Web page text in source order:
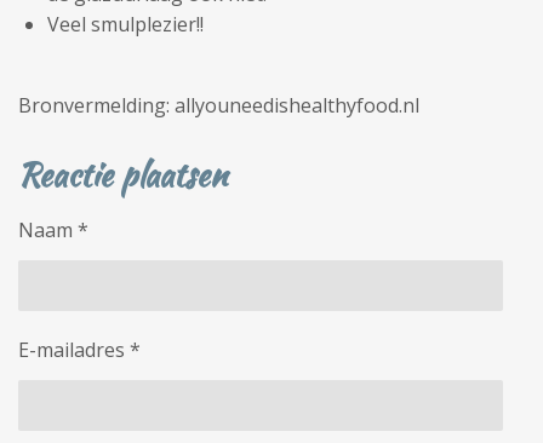
Veel smulplezier!!
Bronvermelding: allyouneedishealthyfood.nl
Reactie plaatsen
Naam *
E-mailadres *